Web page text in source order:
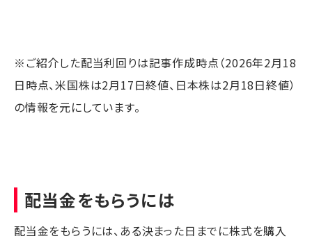
※ご紹介した配当利回りは記事作成時点（2026年2月18
日時点、米国株は2月17日終値、日本株は2月18日終値）
の情報を元にしています。
配当金をもらうには
配当金をもらうには、ある決まった日までに株式を購入